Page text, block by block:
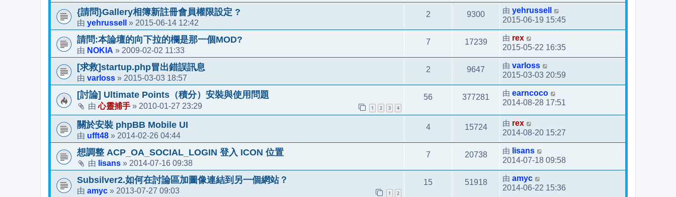
{請問}Gallery相簿新註冊會員權限設定 ?
由 yehrussell » 2015-06-14 12:42
2 9300 由 yehrussell
2015-06-19 15:45
請問:本論壇的向下拉的欄是那一個MOD?
由 NOKIA » 2009-02-02 11:33
7 17239 由 rex
2015-05-22 16:35
[求救]startup.php冒出錯誤訊息
由 varloss » 2015-03-03 18:57
2 9647 由 varloss
2015-03-03 20:59
[討論] Ultimate Points（積分）安裝與使用問題
由心靈捕手 » 2010-01-27 23:29 1 2 3 4
56 377281 由 earncoco
2014-08-28 17:51
關於安裝 phpBB Mobile UI
由 ufft48 » 2014-02-26 04:44
4 15724 由 rex
2014-08-20 15:27
想調整 ACP_OA_SOCIAL_LOGIN 登入 ICON 位置
由 lisans » 2014-07-16 09:38
7 20738 由 lisans
2014-07-18 09:58
Subsilver2.如何在討論區加圖像連結到另一個網站？
由 amyc » 2013-07-27 09:03 1 2
15 51918 由 amyc
2014-06-22 15:36